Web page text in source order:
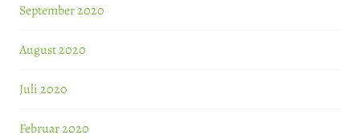
September 2020
August 2020
Juli 2020
Februar 2020